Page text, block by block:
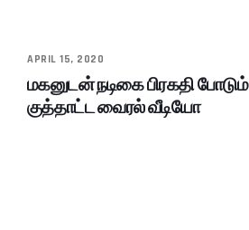
APRIL 15, 2020
மகனுடன் நடிகை பிரகதி
குத்தாட்ட வைரல் வீடியோ